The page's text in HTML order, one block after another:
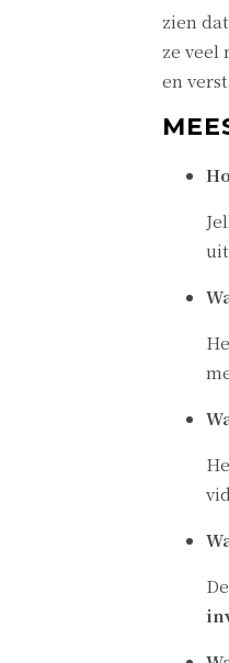
zien
ze veel
en